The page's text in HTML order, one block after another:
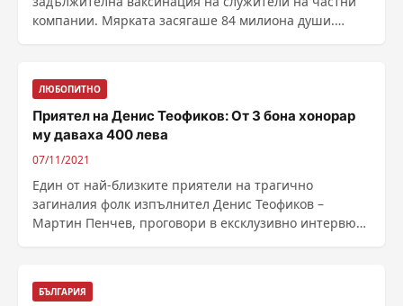
компании. Мярката засягаше 84 милиона души.
ЛЮБОПИТНО
Приятел на Денис Теофиков: От 3 бона хонорар
му даваха 400 лева
07/11/2021
Един от най-близките приятели на трагично
загиналия фолк изпълнител Денис Теофиков –
Мартин Пенчев, проговори в ексклузивно интервю
БЪЛГАРИЯ